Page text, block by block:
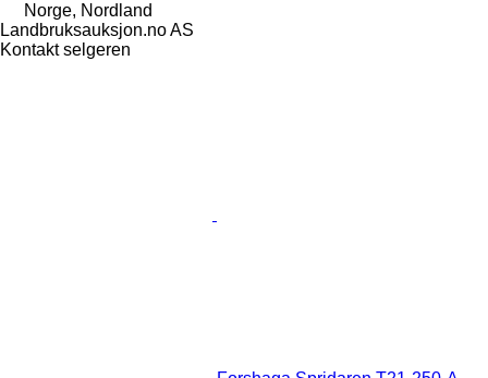
Norge, Nordland
Landbruksauksjon.no AS
Kontakt selgeren